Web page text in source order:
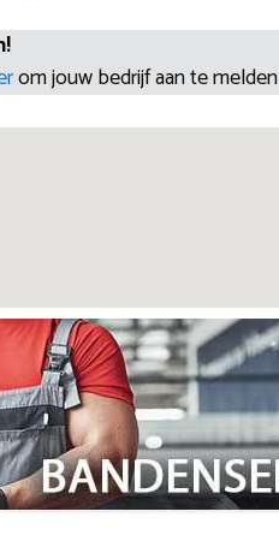
om jouw bedrijf aan te melden